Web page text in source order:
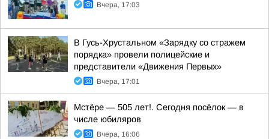
Вчера, 17:03
В Гусь-Хрустальном «Зарядку со стражем
порядка» провели полицейские и
представители «Движения Первых»
Вчера, 17:01
Мстёре — 505 лет!. Сегодня посёлок — в
числе юбиляров
Вчера, 16:06